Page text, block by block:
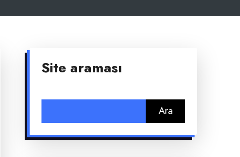
Site araması